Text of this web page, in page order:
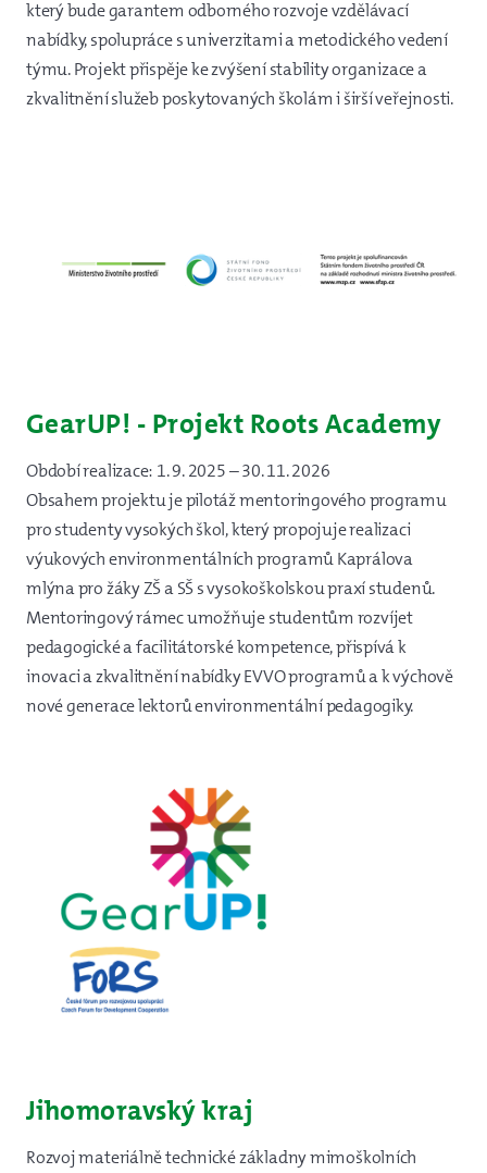
který bude garantem odborného rozvoje vzdělávací
nabídky, spolupráce s univerzitami a metodického vedení
týmu. Projekt přispěje ke zvýšení stability organizace a
zkvalitnění služeb poskytovaných školám i širší veřejnosti.
GearUP! - Projekt Roots Academy
Období realizace: 1. 9. 2025 – 30. 11. 2026
Obsahem projektu je pilotáž mentoringového programu
pro studenty vysokých škol, který propojuje realizaci
výukových environmentálních programů Kaprálova
mlýna pro žáky ZŠ a SŠ s vysokoškolskou praxí studenů.
Mentoringový rámec umožňuje studentům rozvíjet
pedagogické a facilitátorské kompetence, přispívá k
inovaci a zkvalitnění nabídky EVVO programů a k výchově
nové generace lektorů environmentální pedagogiky.
Jihomoravský kraj
Rozvoj materiálně technické základny mimoškolních